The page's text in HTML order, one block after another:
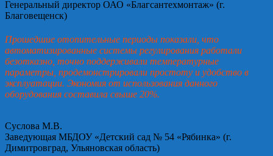
Генеральный директор ОАО «Благсантехмонтаж» (г.
Благовещенск)
Прошедшие отопительные периоды показали, что
автоматизированные системы регулирования работали
безотказно, точно поддерживали температурные
параметры, продемонстрировали простоту и удобство в
эксплуатации. Экономия от использования данного
оборудования составила свыше 20%.
Суслова М.В.
Заведующая МБДОУ «Детский сад № 54 «Рябинка» (г.
Димитровград, Ульяновская область)